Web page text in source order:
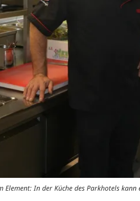
Element: In der Küche des Parkhotels